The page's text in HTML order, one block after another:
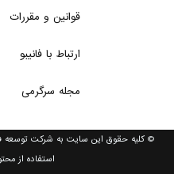
قوانین و مقررات
ارتباط با فانیبو
مجله سرگرمی
© کلیه حقوق این سایت به شرکت توسعه
استفاده از